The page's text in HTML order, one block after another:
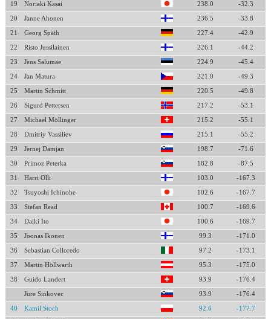
19 Noriaki Kasai 238.0 -32.3
20 Janne Ahonen 236.5 -33.8
21 Georg Späth 227.4 -42.9
22 Risto Jussilainen 226.1 -44.2
23 Jens Salumäe 224.9 -45.4
24 Jan Matura 221.0 -49.3
25 Martin Schmitt 220.5 -49.8
26 Sigurd Pettersen 217.2 -53.1
27 Michael Möllinger 215.2 -55.1
28 Dmitriy Vassiliev 215.1 -55.2
29 Jernej Damjan 198.7 -71.6
30 Primoz Peterka 182.8 -87.5
31 Harri Olli 103.0 -167.3
32 Tsuyoshi Ichinohe 102.6 -167.7
33 Stefan Read 100.7 -169.6
34 Daiki Ito 100.6 -169.7
35 Joonas Ikonen 99.3 -171.0
36 Sebastian Colloredo 97.2 -173.1
37 Martin Höllwarth 95.3 -175.0
38 Guido Landert 93.9 -176.4
Jure Sinkovec 93.9 -176.4
40 Kamil Stoch 92.6 -177.7